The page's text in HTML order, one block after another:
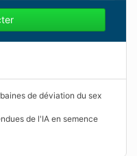
de déviation du sex
de l'IA en semence